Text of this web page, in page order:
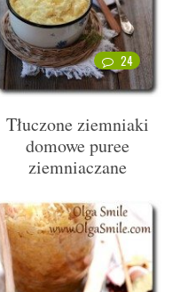
24
Tłuczone ziemniaki
domowe puree
ziemniaczane